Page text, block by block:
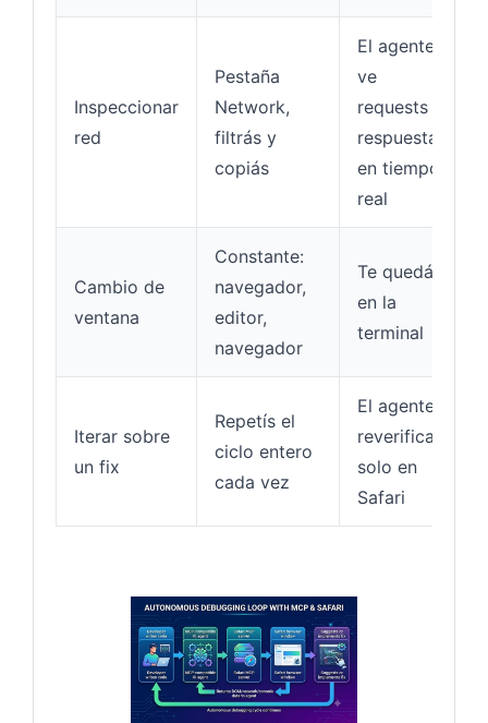
Inspeccionar
red
Pestaña
Network,
filtrás y
copiás
El agente
ve
requests y
respuestas
en tiempo
real
Cambio de
ventana
Constante:
navegador,
editor,
navegador
Te quedás
en la
terminal
Iterar sobre
un fix
Repetís el
ciclo entero
cada vez
El agente
reverifica
solo en
Safari